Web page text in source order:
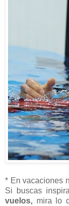
* En vacaciones
Si buscas
vuelos, mira lo